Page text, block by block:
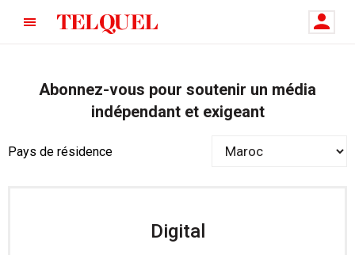
Abonnez-vous pour soutenir un média
indépendant et exigeant
Pays de résidence
Digital